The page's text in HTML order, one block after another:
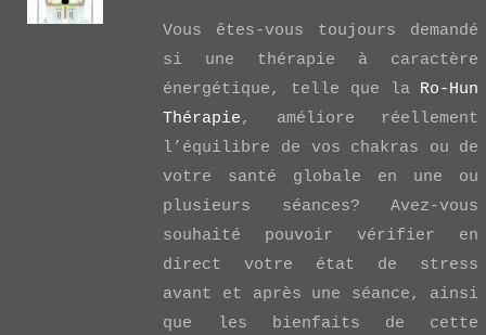
Vous êtes-vous toujours demandé
si une thérapie à caractère
énergétique, telle que la Ro-Hun
Thérapie, améliore réellement
l’équilibre de vos chakras ou de
votre santé globale en une ou
plusieurs séances? Avez-vous
souhaité pouvoir vérifier en
direct votre état de stress
avant et après une séance, ainsi
que les bienfaits de cette